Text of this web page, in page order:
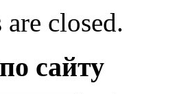
closed.
сайту